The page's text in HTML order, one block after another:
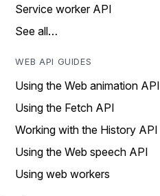
Service worker API
See all…
WEB API GUIDES
Using the Web animation API
Using the Fetch API
Working with the History API
Using the Web speech API
Using web workers